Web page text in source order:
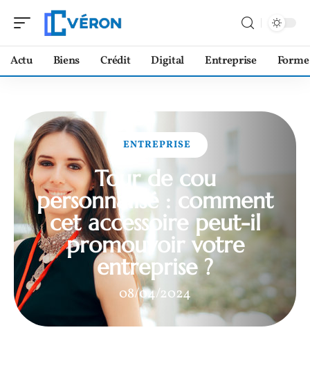
Actu Biens Crédit Digital Entreprise Forme
ENTREPRISE
Tour de cou
personnalisé : comment
cet accessoire peut-il
promouvoir votre
entreprise ?
08/04/2024